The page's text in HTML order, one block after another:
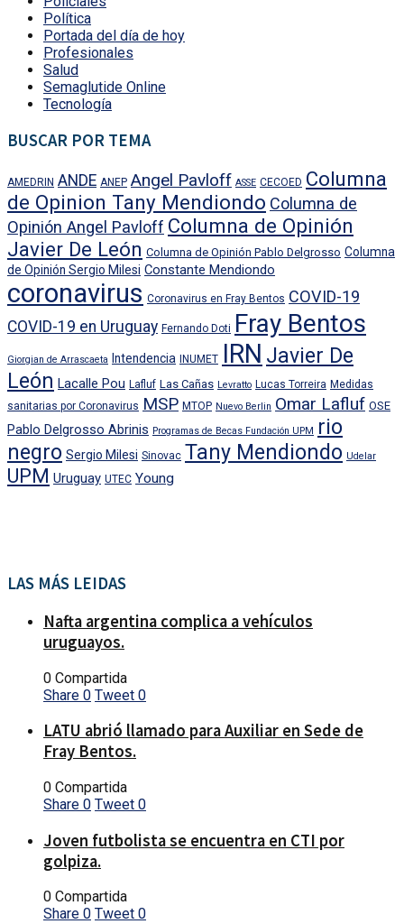
Política
Portada del día de hoy
Profesionales
Salud
Semaglutide Online
Tecnología
BUSCAR POR TEMA
AMEDRIN ANDE ANEP Angel Pavloff ASSE CECOED Columna
de Opinion Tany Mendiondo Columna de
Opinión Angel Pavloff Columna de Opinión
Javier De León Columna de Opinión Pablo Delgrosso Columna
de Opinión Sergio Milesi Constante Mendiondo
coronavirus Coronavirus en Fray Bentos COVID-19
COVID-19 en Uruguay Fernando Doti Fray Bentos
Giorgian de Arrascaeta Intendencia INUMET IRN Javier De
León Lacalle Pou Lafluf Las Cañas Levratto Lucas Torreira Medidas
sanitarias por Coronavirus MSP MTOP Nuevo Berlin Omar Lafluf OSE
Pablo Delgrosso Abrinis Programas de Becas Fundación UPM
rio
negro Sergio Milesi Sinovac Tany Mendiondo Udelar
UPM Uruguay UTEC Young
LAS MÁS LEIDAS
Nafta argentina complica a vehículos
uruguayos.
0 Compartida
Share 0 Tweet 0
LATU abrió llamado para Auxiliar en Sede de
Fray Bentos.
0 Compartida
Share 0 Tweet 0
Joven futbolista se encuentra en CTI por
golpiza.
0 Compartida
Share 0 Tweet 0